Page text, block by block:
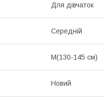
Для дівчаток
Середній
M(130-145 см)
Новий